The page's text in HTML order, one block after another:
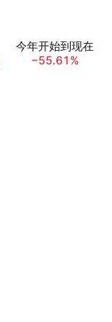
今年开始到现在
−55.61%